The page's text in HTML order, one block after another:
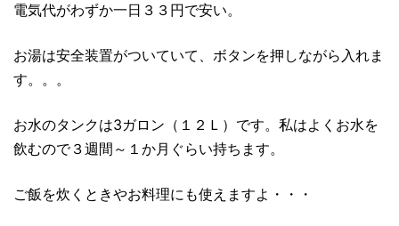
電気代がわずか一日３３円で安い。
お湯は安全装置がついていて、ボタンを押しながら入れま
す。。。
お水のタンクは3ガロン（１２Ｌ）です。私はよくお水を
飲むので３週間～１か月ぐらい持ちます。
ご飯を炊くときやお料理にも使えますよ・・・